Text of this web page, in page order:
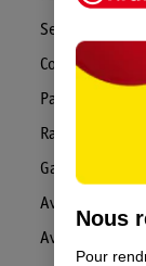
Service
Commande &
Paiement
Rappel & Retour
Garantie
Avis de sécurité
Avis
Nous
Pour